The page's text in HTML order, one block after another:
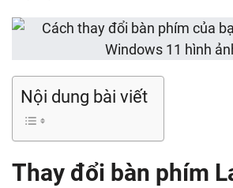
Nội dung bài viết
Thay đổi bàn phím